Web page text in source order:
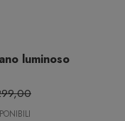
luminoso